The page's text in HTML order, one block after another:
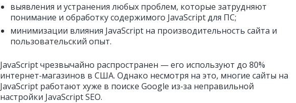
выявления и устранения любых проблем, которые затрудняют
понимание и обработку содержимого JavaScript для ПС;
минимизации влияния JavaScript на производительность сайта и
пользовательский опыт.
JavaScript чрезвычайно распространен — его используют до 80%
интернет‑магазинов в США. Однако несмотря на это, многие сайты на
JavaScript работают хуже в поиске Google из‑за неправильной
настройки JavaScript SEO.